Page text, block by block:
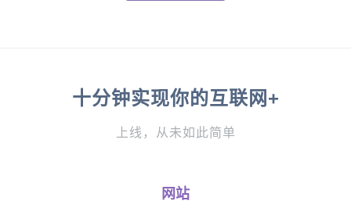
十分钟实现你的互联网+
上线，从未如此简单
网站